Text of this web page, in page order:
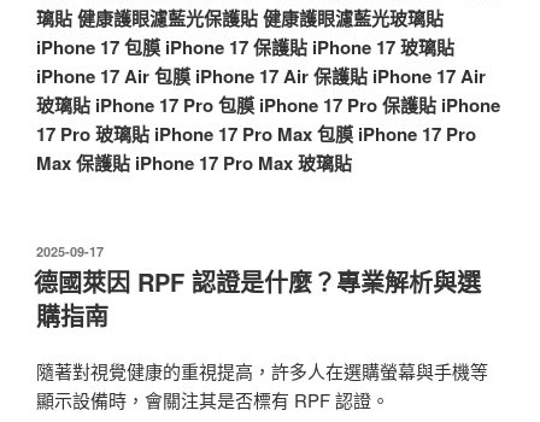
璃貼健康護眼濾藍光保護貼健康護眼濾藍光玻璃貼
iPhone 17 包膜 iPhone 17 保護貼 iPhone 17 玻璃貼
iPhone 17 Air 包膜 iPhone 17 Air 保護貼 iPhone 17 Air
玻璃貼 iPhone 17 Pro 包膜 iPhone 17 Pro 保護貼 iPhone
17 Pro 玻璃貼 iPhone 17 Pro Max 包膜 iPhone 17 Pro
Max 保護貼 iPhone 17 Pro Max 玻璃貼
發
佈
於
2025-09-17
德國萊因 RPF 認證是什麼？專業解析與選
購指南
隨著對視覺健康的重視提高，許多人在選購螢幕與手機等
顯示設備時，會關注其是否標有 RPF 認證。